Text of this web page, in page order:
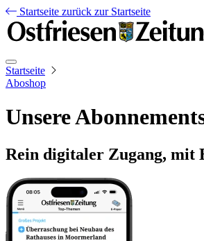
Startseite zurück zur Startseite
Startseite
Aboshop
Unsere
Rein digitaler Zugang, mit